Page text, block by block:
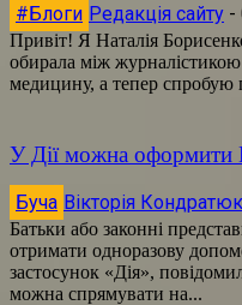
#Блоги Редакція сайту -
Привіт! Я Наталія
обирала між
медицину, а тепер спробую
У Дії можна оформити
Буча Вікторія Кондратюк
Батьки або законні
отримати одноразову
застосунок «Дія»,
можна спрямувати на...